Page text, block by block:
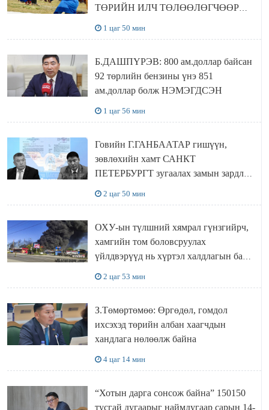
ТӨРИЙН ИЛЧ ТӨЛӨӨЛӨГЧӨӨР
1 цаг 50 мин
Б.ДАШПҮРЭВ: 800 ам.доллар байсан
92 төрлийн бензины үнэ 851
ам.доллар болж НЭМЭГДСЭН
1 цаг 56 мин
Говийн Г.ГАНБААТАР гишүүн,
зөвлөхийн хамт САНКТ
ПЕТЕРБУРГТ зугаалах замын зардлаа
2 цаг 50 мин
ОХУ-ын түлшний хямрал гүнзгийрч,
хамгийн том боловсруулах
үйлдвэрүүд нь хүртэл халдлагын бай
2 цаг 53 мин
З.Төмөртөмөө: Өргөдөл, гомдол
ихсэхэд төрийн албан хаагчдын
хандлага нөлөөлж байна
4 цаг 14 мин
“Хотын дарга сонсож байна” 150150
тусгай дугаарыг наймдугаар сарын 14-